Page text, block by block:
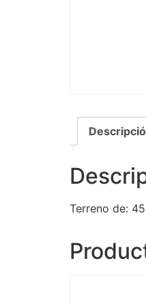
Terreno de: